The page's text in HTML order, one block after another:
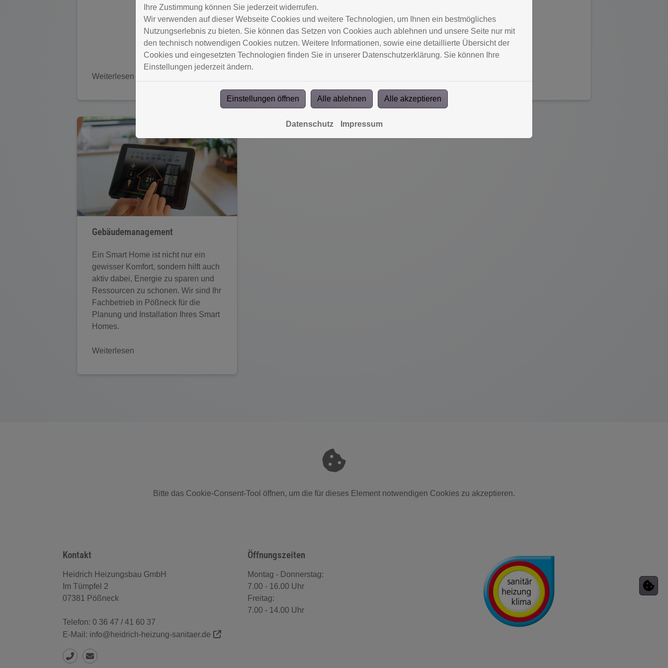
Weiterlesen
leistungsoptimierte
Photovoltaikmodule mit hohem
Wirkungsgrad lohnt sich die Nutzung
der Solarenergie in der
Region Pößneck nachhaltig für Sie.
Gebäudemanagement
Ein Smart Home ist nicht nur ein
gewisser Komfort, sondern hilft auch
aktiv dabei, Energie zu sparen und
Ressourcen zu schonen. Wir sind Ihr
Fachbetrieb in Pößneck für die
Planung und Installation Ihres Smart
Homes.
Weiterlesen
Bitte das Cookie-Consent-Tool öffnen, um die für dieses Element notwendigen Cookies zu akzeptieren.
Kontakt
Heidrich Heizungsbau GmbH
Im Tümpfel 2
07381 Pößneck
Telefon: 0 36 47 / 41 60 37
E-Mail: info@heidrich-heizung-sanitaer.de
Öffnungszeiten
Montag - Donnerstag:
7.00 - 16.00 Uhr
Freitag:
7.00 - 14.00 Uhr
Ihre Zustimmung können Sie jederzeit widerrufen.
Wir verwenden auf dieser Webseite Cookies und weitere Technologien, um Ihnen ein bestmögliches
Nutzungserlebnis zu bieten. Sie können das Setzen von Cookies auch ablehnen und unsere Seite nur mit
den technisch notwendigen Cookies nutzen. Weitere Informationen, sowie eine detaillierte Übersicht der
Cookies und eingesetzten Technologien finden Sie in unserer Datenschutzerklärung. Sie können Ihre
Einstellungen jederzeit ändern.
Einstellungen öffnen Alle ablehnen Alle akzeptieren
Datenschutz Impressum